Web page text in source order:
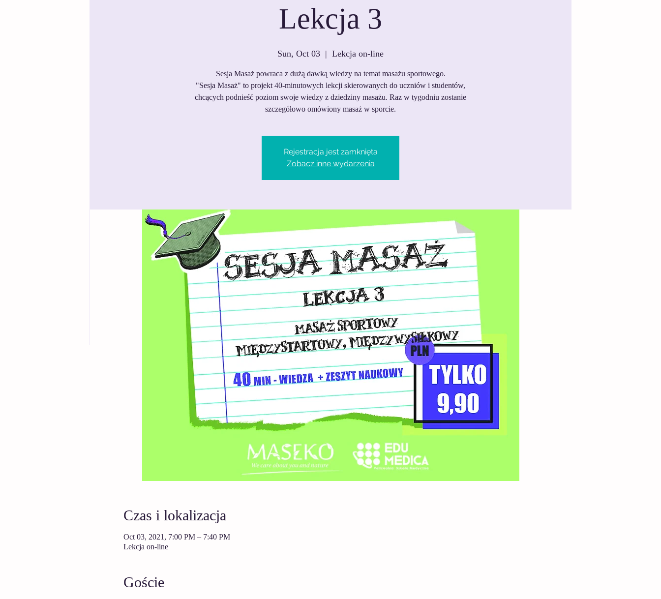
Lekcja 3
Sun, Oct 03
  |
Lekcja on-line
Sesja Masaż powraca z dużą dawką wiedzy na temat masażu sportowego.
"Sesja Masaż" to projekt 40-minutowych lekcji skierowanych do uczniów i studentów,
chcących podnieść poziom swoje wiedzy z dziedziny masażu. Raz w tygodniu zostanie
szczegółowo omówiony masaż w sporcie.
Rejestracja jest zamknięta
Zobacz inne wydarzenia
Czas i lokalizacja
Oct 03, 2021, 7:00 PM – 7:40 PM
Lekcja on-line
Goście